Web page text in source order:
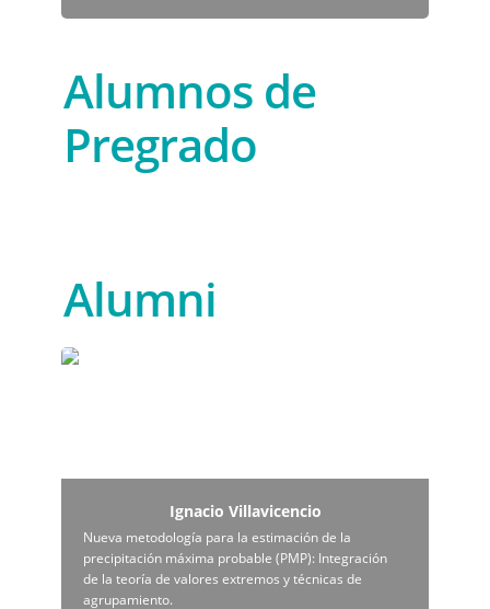
Alumnos de
Pregrado
Alumni
Ignacio Villavicencio
Ignacio Villavicencio
Nueva metodología para la estimación de la
precipitación máxima probable (PMP): Integración
de la teoría de valores extremos y técnicas de
agrupamiento.